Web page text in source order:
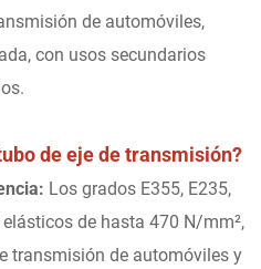
de automóviles,
con usos secundarios
de eje de transmisión?
Los grados E355, E235,
de hasta 470 N/mm²,
transmisión de automóviles y